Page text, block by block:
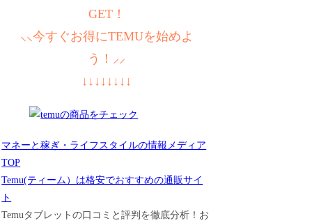
GET！
⸜⸜今すぐお得にTEMUを始めよ
う！⸝⸝
↓↓↓↓↓↓↓↓
マネーと稼ぎ・ライフスタイルの情報メディア
TOP
Temu(ティーム）は格安でおすすめの通販サイ
ト
Temuタブレットの口コミと評判を徹底分析！お